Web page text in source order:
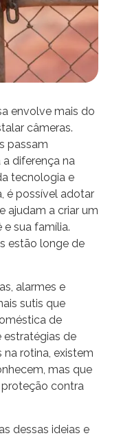
envolve mais do
câmeras.
passam
diferença na
tecnologia e
é possível adotar
ajudam a criar um
sua família.
estão longe de
alarmes e
sutis que
de
estratégias de
rotina, existem
mas que
contra
dessas ideias e